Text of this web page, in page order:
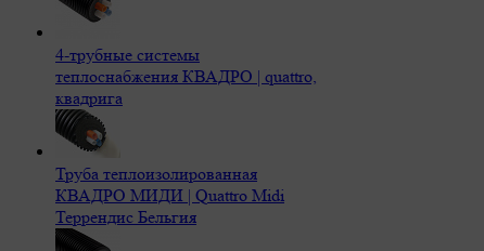
4-трубные системы
теплоснабжения КВАДРО | quattro,
квадрига
Труба теплоизолированная
КВАДРО МИДИ | Quattro Midi
Террендис Бельгия